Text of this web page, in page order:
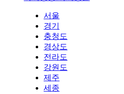
서울
경기
충청도
경상도
전라도
강원도
제주
세종